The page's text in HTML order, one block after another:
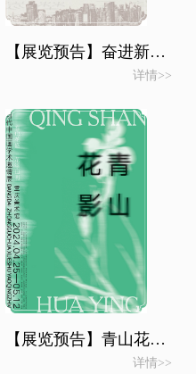
【展览预告】奋进新征程·踔厉向未来——川渝残疾人美术书法作品交流品鉴活动
详情>>
【展览预告】青山花影·当代中国画学术邀请展
详情>>